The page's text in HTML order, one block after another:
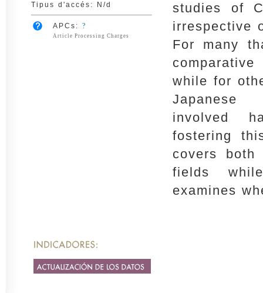
Tipus d'accés: N/d
APCs: ?
Article Processing Charges
studies of
irrespective
For many
while for
Japanese
involved
fostering
covers
fields
examines